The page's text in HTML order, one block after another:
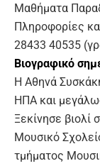
Μαθήματα
Πληροφορίες
28433 40535
Βιογραφικό
Η Αθηνά
ΗΠΑ και
Ξεκίνησε βιολί
Μουσικό
τμήματος